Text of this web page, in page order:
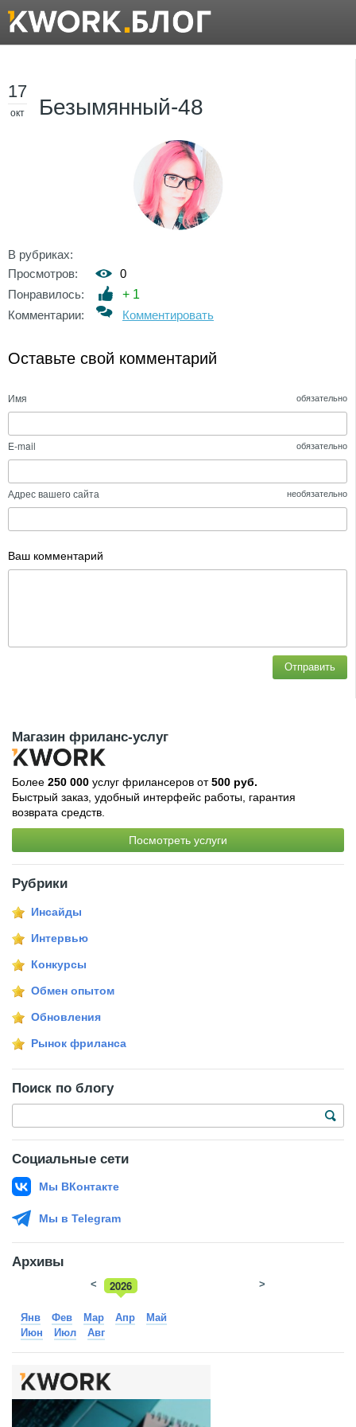
17
окт Безымянный-48
В рубриках:
Просмотров:
0
Понравилось:
+ 1
Комментарии:
Комментировать
Оставьте свой комментарий
Имя обязательно
E-mail обязательно
Адрес вашего сайта необязательно
Ваш комментарий
Отправить
Магазин фриланс-услуг
Более 250 000 услуг фрилансеров от500 руб.
Быстрый заказ, удобный интерфейс работы, гарантия
возврата средств.
Посмотреть услуги
Рубрики
Инсайды
Интервью
Конкурсы
Обмен опытом
Обновления
Рынок фриланса
Поиск по блогу
Социальные сети
Мы ВКонтакте
Мы в Telegram
Архивы
2026
2025
< >
Янв Фев Мар Апр
Май
Июн
Июл Авг